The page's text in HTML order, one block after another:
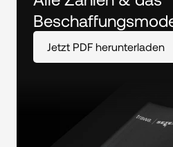
Jetzt PDF herunterladen